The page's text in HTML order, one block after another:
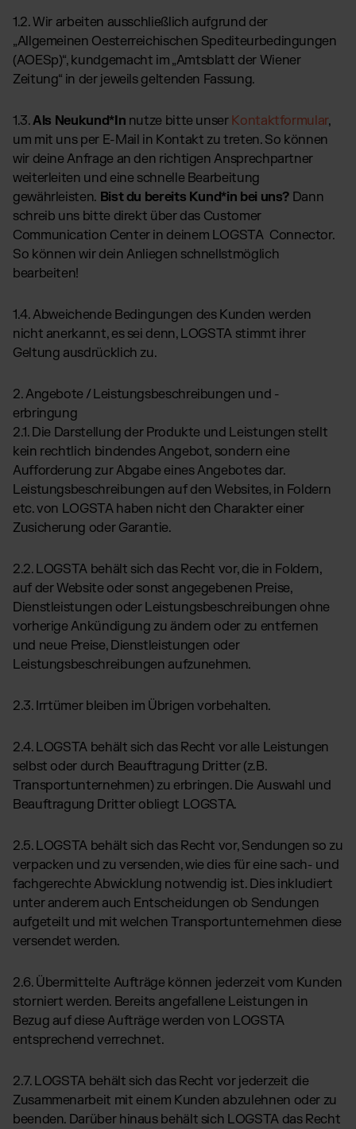
Shopify Fulfillment
WooCommerce Fulfillment
Amazon Fulfillment - FBM
TikTok Fulfillment
Kaufland Fulfillment
Billbee Fulfillment
Wix Fulfillment
PlentyONE Fulfillment
Otto Fulfillment
Magento Fulfillment (Adobe Commerce)
Shopware Fulfillment
Alle Integrationen anzeigen
1.2. Wir arbeiten ausschließlich aufgrund der
„Allgemeinen Oesterreichischen Spediteurbedingungen
(AOESp)“, kundgemacht im „Amtsblatt der Wiener
Zeitung“ in der jeweils geltenden Fassung.
1.3.Als Neukund*In nutze bitte unser Kontaktformular,
um mit uns per E-Mail in Kontakt zu treten. So können
wir deine Anfrage an den richtigen Ansprechpartner
weiterleiten und eine schnelle Bearbeitung
gewährleisten. Bist du bereits Kund*in bei uns? Dann
schreib uns bitte direkt über das Customer
Communication Center in deinem LOGSTA Connector.
So können wir dein Anliegen schnellstmöglich
bearbeiten!
1.4. Abweichende Bedingungen des Kunden werden
nicht anerkannt, es sei denn, LOGSTA stimmt ihrer
Geltung ausdrücklich zu.
2. Angebote / Leistungsbeschreibungen und -
erbringung
2.1. Die Darstellung der Produkte und Leistungen stellt
kein rechtlich bindendes Angebot, sondern eine
Aufforderung zur Abgabe eines Angebotes dar.
Leistungsbeschreibungen auf den Websites, in Foldern
etc. von LOGSTA haben nicht den Charakter einer
Zusicherung oder Garantie.
2.2. LOGSTA behält sich das Recht vor, die in Foldern,
auf der Website oder sonst angegebenen Preise,
Dienstleistungen oder Leistungsbeschreibungen ohne
vorherige Ankündigung zu ändern oder zu entfernen
und neue Preise, Dienstleistungen oder
Leistungsbeschreibungen aufzunehmen.
2.3. Irrtümer bleiben im Übrigen vorbehalten.
2.4. LOGSTA behält sich das Recht vor alle Leistungen
selbst oder durch Beauftragung Dritter (z.B.
Transportunternehmen) zu erbringen. Die Auswahl und
Beauftragung Dritter obliegt LOGSTA.
2.5. LOGSTA behält sich das Recht vor, Sendungen so zu
verpacken und zu versenden, wie dies für eine sach- und
fachgerechte Abwicklung notwendig ist. Dies inkludiert
unter anderem auch Entscheidungen ob Sendungen
aufgeteilt und mit welchen Transportunternehmen diese
versendet werden.
2.6. Übermittelte Aufträge können jederzeit vom Kunden
storniert werden. Bereits angefallene Leistungen in
Bezug auf diese Aufträge werden von LOGSTA
entsprechend verrechnet.
2.7. LOGSTA behält sich das Recht vor jederzeit die
Zusammenarbeit mit einem Kunden abzulehnen oder zu
beenden. Darüber hinaus behält sich LOGSTA das Recht